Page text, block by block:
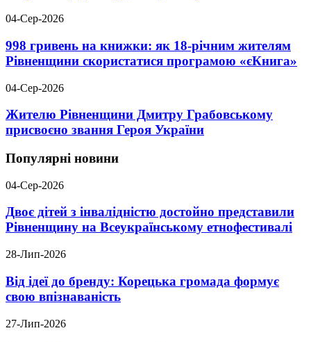
04-Сер-2026
998 гривень на книжки: як 18-річним жителям
Рівненщини скористатися програмою «єКнига»
04-Сер-2026
Жителю Рівненщини Дмитру Грабовському
присвоєно звання Героя України
Популярні новини
04-Сер-2026
Двоє дітей з інвалідністю достойно представили
Рівненщину на Всеукраїнському етнофестивалі
28-Лип-2026
Від ідеї до бренду: Корецька громада формує
свою впізнаваність
27-Лип-2026